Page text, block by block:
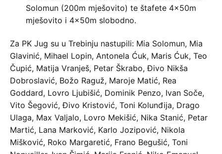
Solomun (200m mješovito) te štafete 4×50m
mješovito i 4×50m slobodno.
Za PK Jug su u Trebinju nastupili: Mia Solomun, Mia
Glavinić, Mihael Lopin, Antonela Ćuk, Maris Ćuk, Teo
Čupić, Matija Vranješ, Petar Škrabo, Đivo Nikša
Dobroslavić, Božo Raguž, Maroje Matić, Rea
Goddard, Lovro Ljubišić, Dominik Penzo, Ivan Soče,
Vito Šegović, Đivo Kristović, Toni Kolunđija, Drago
Ulaga, Max Valjalo, Lovro Mekišić, Nika Stanić, Petar
Martić, Lana Marković, Karlo Jozipović, Nikola
Mišković, Roko Margaretić, Frano Begušić, Toni